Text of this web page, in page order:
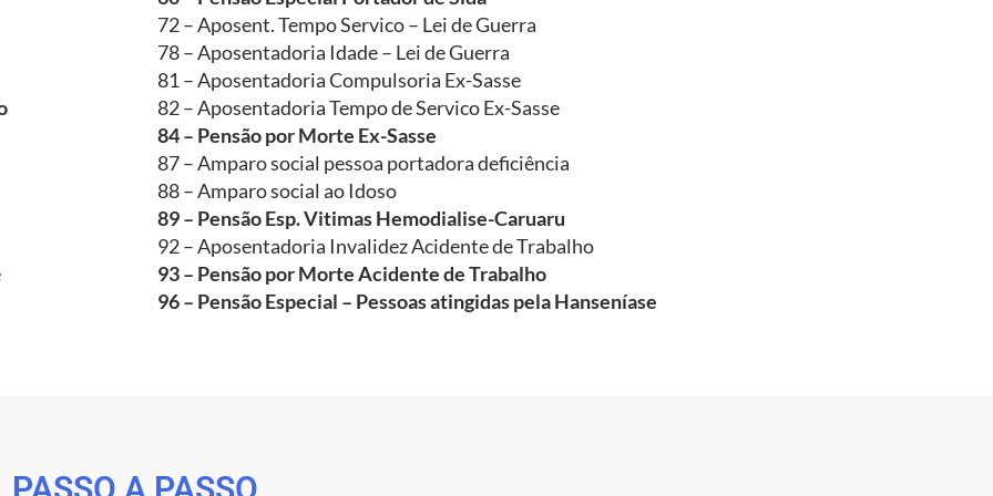
72 – Aposent. Tempo Servico – Lei de Guerra
78 – Aposentadoria Idade – Lei de Guerra
81 – Aposentadoria Compulsoria Ex-Sasse
82 – Aposentadoria Tempo de Servico Ex-Sasse
84 – Pensão por Morte Ex-Sasse
87 – Amparo social pessoa portadora deficiência
88 – Amparo social ao Idoso
89 – Pensão Esp. Vitimas Hemodialise-Caruaru
92 – Aposentadoria Invalidez Acidente de Trabalho
93 – Pensão por Morte Acidente de Trabalho
96 – Pensão Especial – Pessoas atingidas pela Hanseníase
PASSO A PASSO